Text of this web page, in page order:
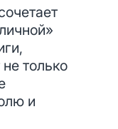
только
и